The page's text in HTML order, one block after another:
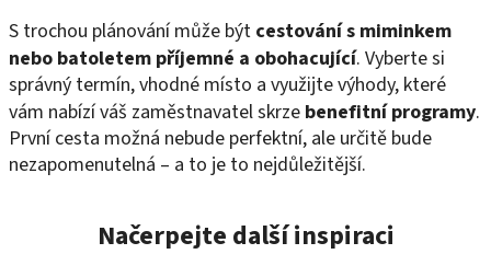
S trochou plánování může být cestování s miminkem
nebo batoletem příjemné a obohacující. Vyberte si
správný termín, vhodné místo a využijte výhody, které
vám nabízí váš zaměstnavatel skrze benefitní programy.
První cesta možná nebude perfektní, ale určitě bude
nezapomenutelná – a to je to nejdůležitější.
Načerpejte další inspiraci